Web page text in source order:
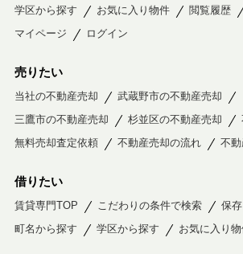
学区から探す
お気に入り物件 閲覧履歴
マイページ
ログイン
売りたい
当社の不動産売却
武蔵野市の不動産売却
三鷹市の不動産売却
杉並区の不動産売却
無料売却査定依頼
不動産売却の流れ 不
借りたい
賃貸専門TOP こだわりの条件で検索
保
町名から探す
学区から探す お気に入り